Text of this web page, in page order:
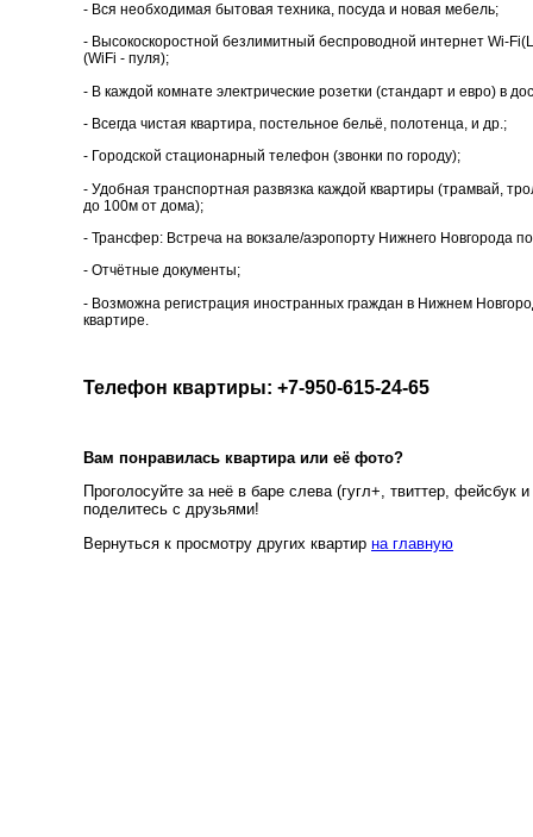
- Вся необходимая бытовая техника, посуда и новая мебель;
- Высокоскоростной безлимитный беспроводной интернет Wi-
(WiFi - пуля);
- В каждой комнате электрические розетки (стандарт и евро) в
- Всегда чистая квартира, постельное бельё, полотенца, и др.;
- Городской стационарный телефон (звонки по городу);
- Удобная транспортная развязка каждой квартиры (трамвай,
до 100м от дома);
- Трансфер: Встреча на вокзале/аэропорту Нижнего Новгорода
- Отчётные документы;
- Возможна регистрация иностранных граждан в Нижнем
квартире.
Телефон квартиры: +7-950-615-24-65
Вам понравилась квартира или её фото?
Проголосуйте за неё в баре слева (гугл+, твиттер, фейсбук
поделитесь с друзьями!
Вернуться к просмотру других квартир на главную